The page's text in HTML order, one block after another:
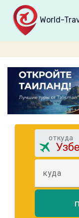
World-
откуда
куда